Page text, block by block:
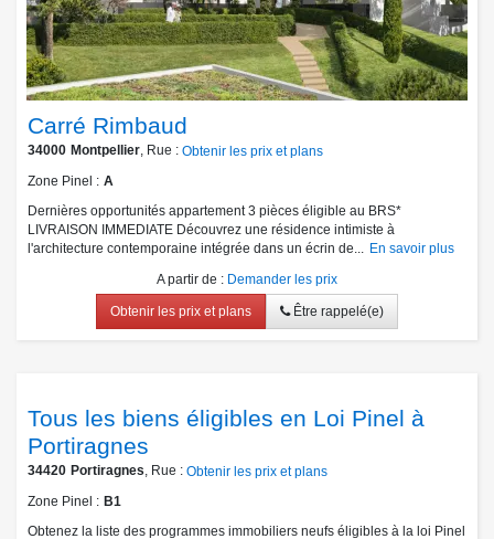
Carré Rimbaud
34000 Montpellier , Rue : Obtenir les prix et plans
Zone Pinel
A
Dernières opportunités appartement 3 pièces éligible au BRS*
LIVRAISON IMMEDIATE Découvrez une résidence intimiste à
l'architecture contemporaine intégrée dans un écrin de...
En savoir plus
A partir de : Demander les prix
Obtenir les prix et plans Être rappelé(e)
Tous les biens éligibles en Loi Pinel à
Portiragnes
34420 Portiragnes , Rue : Obtenir les prix et plans
Zone Pinel
B1
Obtenez la liste des programmes immobiliers neufs éligibles à la loi Pinel